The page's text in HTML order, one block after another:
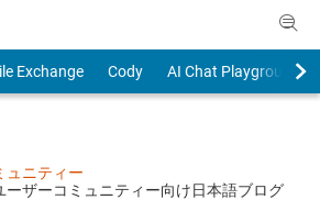
Exchange Cody
AI Chat Playground
ュニティー
ーザーコミュニティー向け日本語ブログ